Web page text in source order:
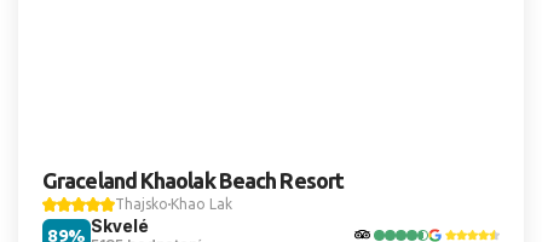
Graceland Khaolak Beach Resort
Thajsko Khao Lak
Skvelé
89%